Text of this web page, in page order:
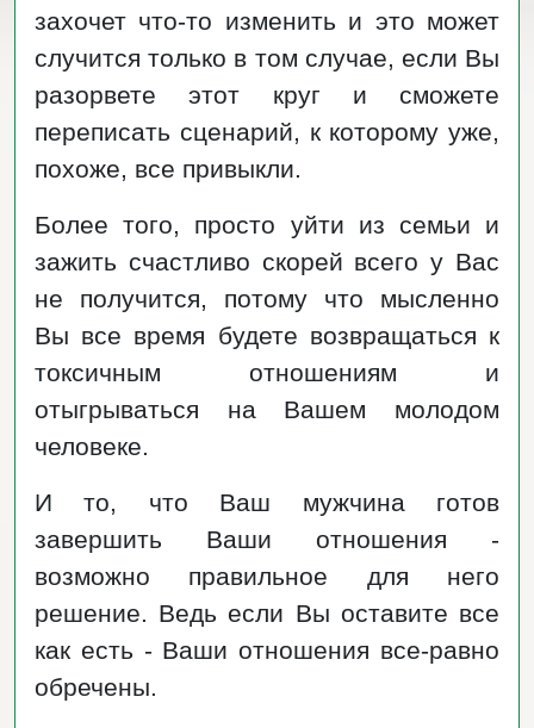
захочет что-то изменить и это может
случится только в том случае, если Вы
разорвете этот круг и сможете
переписать сценарий, к которому уже,
похоже, все привыкли.
Более того, просто уйти из семьи и
зажить счастливо скорей всего у Вас
не получится, потому что мысленно
Вы все время будете возвращаться к
токсичным отношениям и
отыгрываться на Вашем молодом
человеке.
И то, что Ваш мужчина готов
завершить Ваши отношения -
возможно правильное для него
решение. Ведь если Вы оставите все
как есть - Ваши отношения все-равно
обречены.